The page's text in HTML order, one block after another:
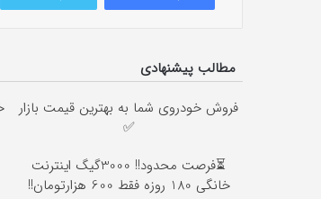
مطالب پیشنهادی
فروش خودروی شما به بهترین قیمت بازار
✅
⏳فرصت محدود!! 3000گیگ اینترنت
خانگی 180 روزه فقط 600 هزارتومان!!